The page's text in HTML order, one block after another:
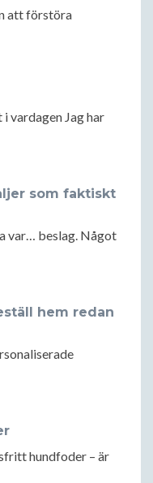
att förstöra
vardagen Jag har
som faktiskt
var… beslag. Något
hem redan
hundfoder – är